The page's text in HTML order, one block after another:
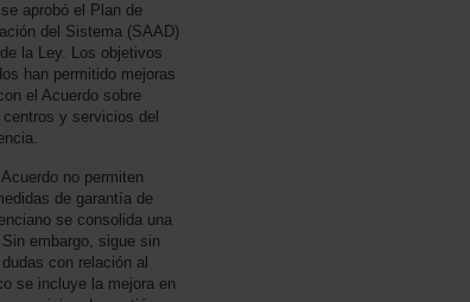
aprobó el Plan de
del Sistema (SAAD)
la Ley. Los objetivos
han permitido mejoras
el Acuerdo sobre
y servicios del
no permiten
de garantía de
se consolida una
embargo, sigue sin
con relación al
se incluye la mejora en